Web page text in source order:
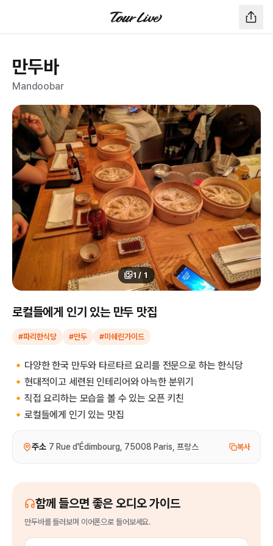
만두바
Mandoobar
1 / 1
로컬들에게 인기 있는 만두 맛집
#파리한식당 #만두 #미쉐린가이드
🔸다양한 한국 만두와 타르타르 요리를 전문으로 하는 한식당
🔸현대적이고 세련된 인테리어와 아늑한 분위기
🔸직접 요리하는 모습을 볼 수 있는 오픈 키친
🔸로컬들에게 인기 있는 맛집
주소 7 Rue d'Édimbourg, 75008 Paris, 프랑스 복사
함께 들으면 좋은 오디오 가이드
만두바를들러보며 이어폰으로 들어보세요.